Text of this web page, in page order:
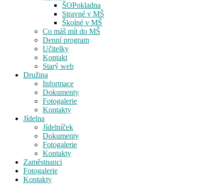
ŠOPokladna
Stravné v MŠ
Školné v MŠ
Co máš mít do MŠ
Denní program
Učitelky
Kontakt
Starý web
Družina
Informace
Dokumenty
Fotogalerie
Kontakty
Jídelna
Jídelníček
Dokumenty
Fotogalerie
Kontakty
Zaměstnanci
Fotogalerie
Kontakty